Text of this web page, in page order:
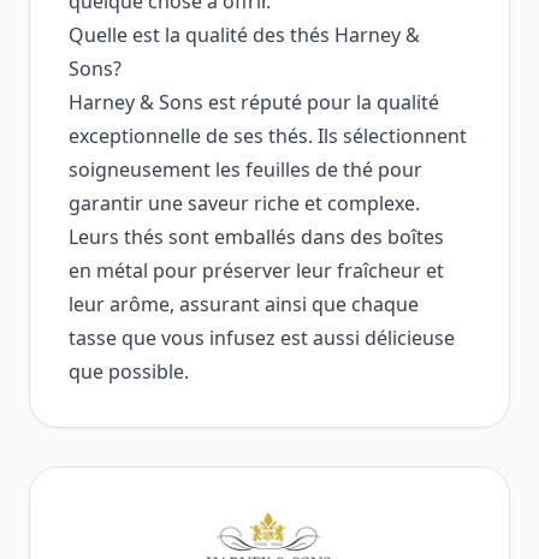
Quelle est la qualité des thés Harney &
Sons?
Harney & Sons est réputé pour la qualité
exceptionnelle de ses thés. Ils sélectionnent
soigneusement les feuilles de thé pour
garantir une saveur riche et complexe.
Leurs thés sont emballés dans des boîtes
en métal pour préserver leur fraîcheur et
leur arôme, assurant ainsi que chaque
tasse que vous infusez est aussi délicieuse
que possible.